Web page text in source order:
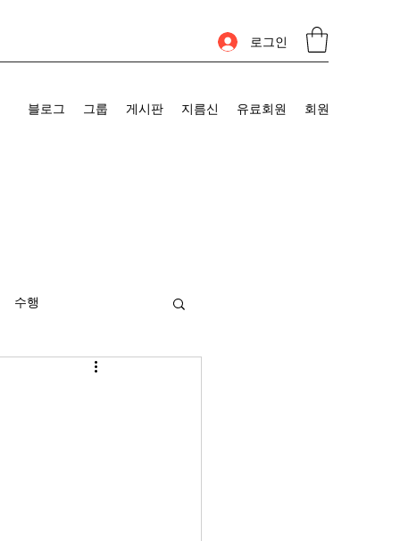
로그인
블로그 그룹 게시판 지름신 유료회원 회원
수행